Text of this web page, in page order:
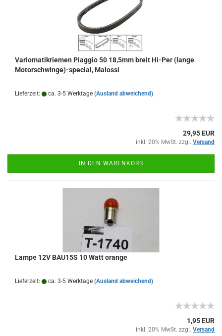
Variomatikriemen Piaggio 50 18,5mm breit Hi-Per (lange
Motorschwinge)-special, Malossi
Lieferzeit: ca. 3-5 Werktage (Ausland abweichend)
29,95 EUR
inkl. 20% MwSt. zzgl. Versand
IN DEN WARENKORB
Lampe 12V BAU15S 10 Watt orange
Lieferzeit: ca. 3-5 Werktage (Ausland abweichend)
1,95 EUR
inkl. 20% MwSt. zzgl. Versand